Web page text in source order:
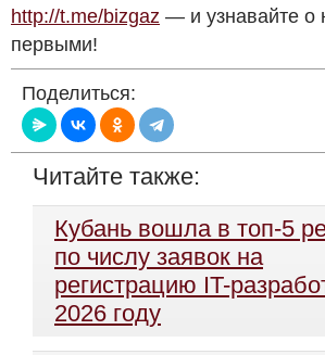
http://t.me/bizgaz — и узнавайте о
первыми!
Поделиться:
Читайте также:
Кубань вошла в топ-5
по числу заявок на
регистрацию IT-
2026 году